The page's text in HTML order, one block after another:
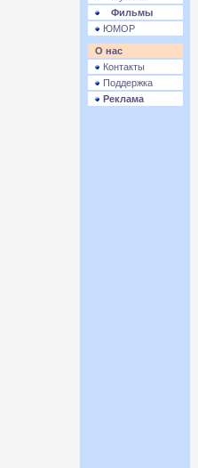
Фильмы
ЮМОР
О нас
Контакты
Поддержка
Реклама